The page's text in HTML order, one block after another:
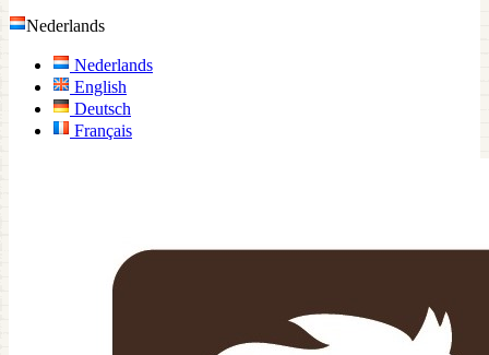
Nederlands
Nederlands
English
Deutsch
Français